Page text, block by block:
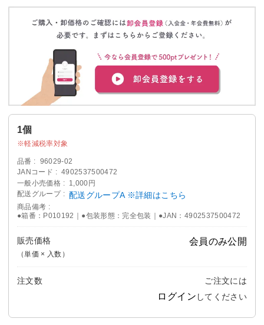
1個
軽減税率対象
品番
96029-02
JANコード
4902537500472
一般小売価格
1,000円
配送グループ
配送グループA ※詳細はこちら
商品備考
●箱番：P010192｜●包装形態：完全包装｜●JAN：4902537500472
販売価格
（単価 × 入数）
会員のみ公開
注文数 ご注文には
ログイン してください